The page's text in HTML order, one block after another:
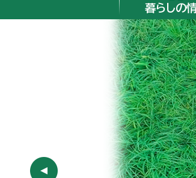
暮らしの